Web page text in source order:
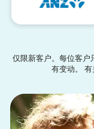
仅限新客户。每位客户
有变动。